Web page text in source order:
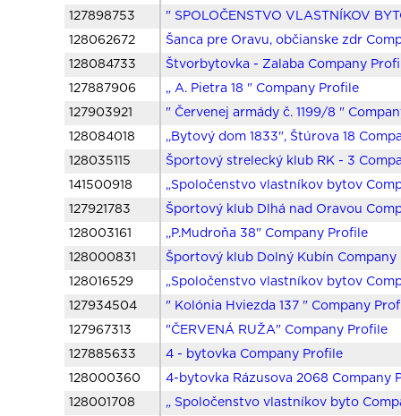
127898753
" SPOLOČENSTVO VLASTNÍKOV
128062672
Šanca pre Oravu, občianske zdr
128084733
Štvorbytovka - Zalaba Company
127887906
„ A. Pietra 18 " Company Profile
127903921
" Červenej armády č. 1199/8 "
128084018
,,Bytový dom 1833", Štúrova 18
128035115
Športový strelecký klub RK - 3
141500918
„Spoločenstvo vlastníkov bytov
127921783
Športový klub Dlhá nad Oravou
128003161
,,P.Mudroňa 38" Company Profile
128000831
Športový klub Dolný Kubín Company
128016529
„Spoločenstvo vlastníkov bytov
127934504
" Kolónia Hviezda 137 " Company
127967313
"ČERVENÁ RUŽA" Company Profile
127885633
4 - bytovka Company Profile
128000360
4-bytovka Rázusova 2068 Company
128001708
„ Spoločenstvo vlastníkov byto